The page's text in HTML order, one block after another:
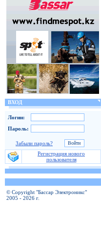
ВХОД
Логин:
Пароль:
Забыли пароль?
Регистрация нового
пользователя
© Copyright "Бассар Электроникс"
2005 - 2026 г.